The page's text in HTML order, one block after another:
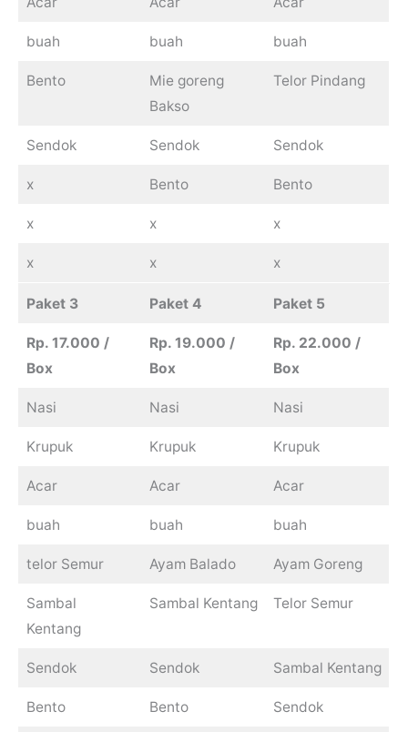
buah buah buah
Bento
Mie goreng
Bakso
Telor Pindang
Sendok Sendok Sendok
x Bento Bento
x x x
x x x
Paket 3 Paket 4 Paket 5
Rp. 17.000 /
Box
Rp. 19.000 /
Box
Rp. 22.000 /
Box
Nasi Nasi Nasi
Krupuk Krupuk Krupuk
Acar Acar Acar
buah buah buah
telor Semur Ayam Balado Ayam Goreng
Sambal
Kentang
Sambal Kentang Telor Semur
Sendok Sendok Sambal Kentang
Bento Bento Sendok